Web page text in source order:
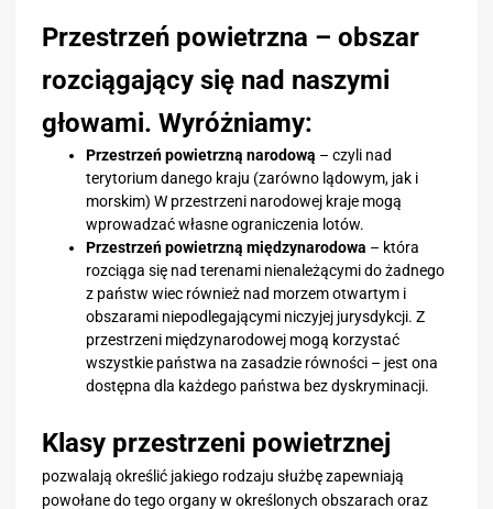
Przestrzeń powietrzna – obszar
rozciągający się nad naszymi
głowami. Wyróżniamy:
Przestrzeń powietrzną narodową – czyli nad
terytorium danego kraju (zarówno lądowym, jak i
morskim) W przestrzeni narodowej kraje mogą
wprowadzać własne ograniczenia lotów.
Przestrzeń powietrzną międzynarodowa – która
rozciąga się nad terenami nienależącymi do żadnego
z państw wiec również nad morzem otwartym i
obszarami niepodlegającymi niczyjej jurysdykcji. Z
przestrzeni międzynarodowej mogą korzystać
wszystkie państwa na zasadzie równości – jest ona
dostępna dla każdego państwa bez dyskryminacji.
Klasy przestrzeni powietrznej
pozwalają określić jakiego rodzaju służbę zapewniają
powołane do tego organy w określonych obszarach oraz